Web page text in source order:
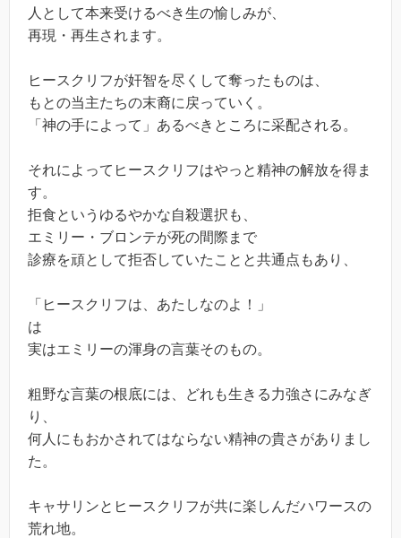
人として本来受けるべき生の愉しみが、
再現・再生されます。
ヒースクリフが奸智を尽くして奪ったものは、
もとの当主たちの末裔に戻っていく。
「神の手によって」あるべきところに采配される。
それによってヒースクリフはやっと精神の解放を得ま
す。
拒食というゆるやかな自殺選択も、
エミリー・ブロンテが死の間際まで
診療を頑として拒否していたことと共通点もあり、
「ヒースクリフは、あたしなのよ！」
は
実はエミリーの渾身の言葉そのもの。
粗野な言葉の根底には、どれも生きる力強さにみなぎ
り、
何人にもおかされてはならない精神の貴さがありまし
た。
キャサリンとヒースクリフが共に楽しんだハワースの
荒れ地。